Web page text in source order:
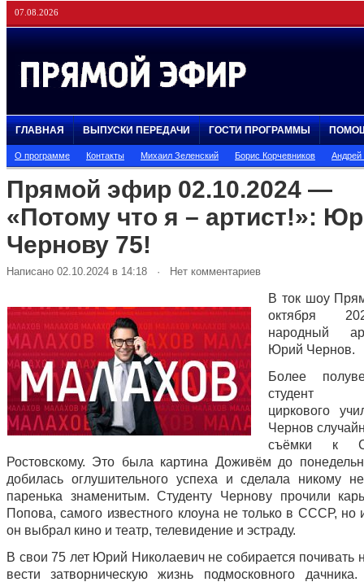
07.08.2026
ГЛАВНАЯ ВЫПУСКИ ПЕРЕДАЧИ ГОСТИ ПРОГРАММЫ
О программе Контакты Михаил Зеленский Борис Корчевников
Прямой эфир 02.10.2024 —
«Потому что я – артист!»:
Чернову 75!
Написано 02.10.2024 в 14:18 · Нет комментариев
В ток шоу
октября
народный
Юрий Чернов.
Более
студент
циркового
Чернов
съёмки к
Ростовскому. Это была картина Доживём до
добилась оглушительного успеха и сделала никому
паренька знаменитым. Студенту Чернову прочили
Попова, самого известного клоуна не только в СССР,
он выбрал кино и театр, телевидение и эстраду.
В свои 75 лет Юрий Николаевич не собирается почивать
вести затворническую жизнь подмосковного